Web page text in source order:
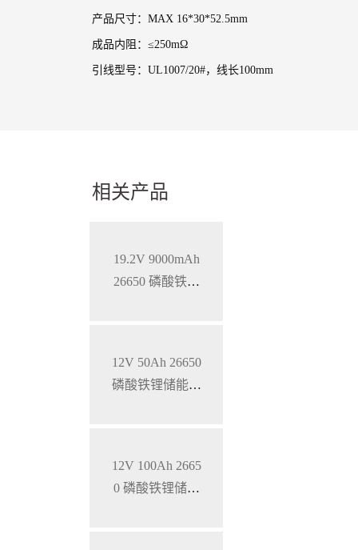
产品尺寸：MAX 16*30*52.5mm
成品内阻：≤250mΩ
引线型号：UL1007/20#，线长100mm
相关产品
19.2V 9000mAh
26650 磷酸铁锂
12V 50Ah 26650
磷酸铁锂储能锂
12V 100Ah 2665
0 磷酸铁锂储能